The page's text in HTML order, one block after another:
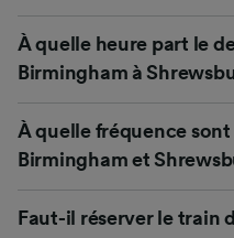
À quelle heure part le
Birmingham à
À quelle fréquence
Birmingham et
Faut-il réserver le train